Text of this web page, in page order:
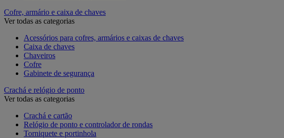
Cofre, armário e caixa de chaves
Ver todas as categorias
Acessórios para cofres, armários e caixas de chaves
Caixa de chaves
Chaveiros
Cofre
Gabinete de segurança
Crachá e relógio de ponto
Ver todas as categorias
Crachá e cartão
Relógio de ponto e controlador de rondas
Torniquete e portinhola